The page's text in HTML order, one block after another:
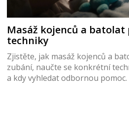
Masáž kojenců a
techniky
Zjistěte, jak masáž kojenců a
zubání, naučte se konkrétní
a kdy vyhledat odbornou pomoc.